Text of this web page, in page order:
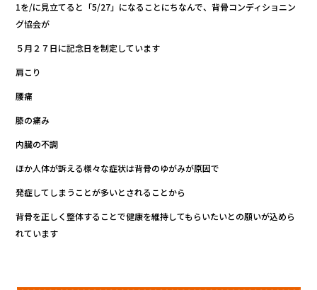
1を/に見立てると「5/27」になることにちなんで、背骨コンディショニン
グ協会が
５月２７日に記念日を制定しています
肩こり
腰痛
膝の痛み
内臓の不調
ほか人体が訴える様々な症状は背骨のゆがみが原因で
発症してしまうことが多いとされることから
背骨を正しく整体することで健康を維持してもらいたいとの願いが込めら
れています